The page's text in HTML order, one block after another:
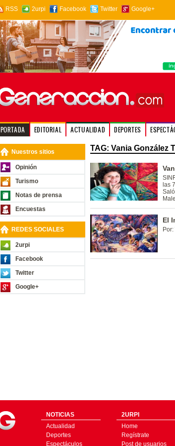
RSS 2urpi Facebook Twitter Google+
PORTADA EDITORIAL ACTUALIDAD DEPORTES
Nuestros sitios
Opinión
Turismo
Notas de prensa
Encuestas
REDES SOCIALES
2urpi
Facebook
Twitter
Google+
TAG: Vania González
las
El
NOTICIAS
Actualidad
Deportes
Espectáculos
2URPI
Home
Regístrate
Post de usuarios